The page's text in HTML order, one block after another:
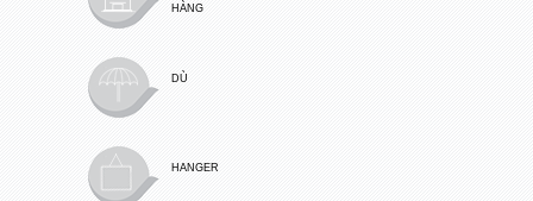
HÀNG
DÙ
HANGER